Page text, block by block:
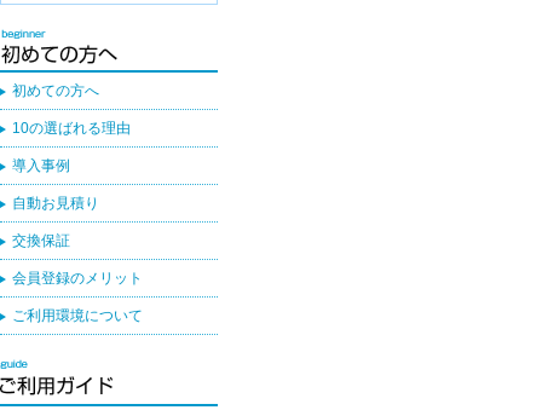
初めての方へ
10の選ばれる理由
導入事例
自動お見積り
交換保証
会員登録のメリット
ご利用環境について